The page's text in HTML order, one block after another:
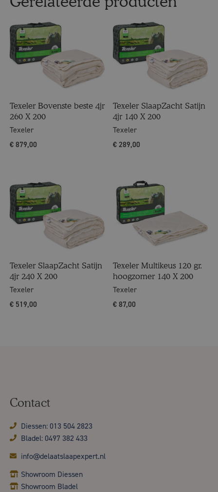
Texeler Bovenste beste 4jr
260 X 200
Texeler
€ 879,00
Texeler SlaapZacht Satijn
4jr 140 X 200
Texeler
€ 289,00
Texeler SlaapZacht Satijn
4jr 240 X 200
Texeler
€ 519,00
Texeler Multikeus 120 gr.
hoogzomer 140 X 200
Texeler
€ 87,00
Contact
Diessen: 013 504 2823
Bladel: 0497 382 433
info@delaatslaapexpert.nl
Showroom Diessen
Showroom Bladel